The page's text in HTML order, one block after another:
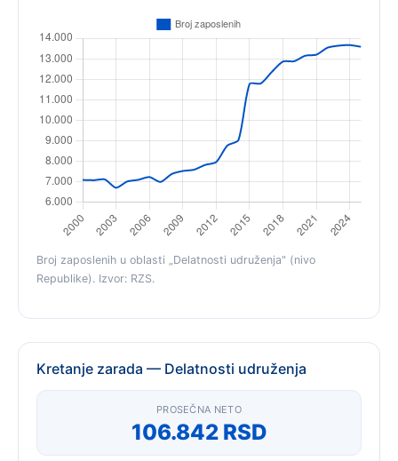
Broj zaposlenih u oblasti „Delatnosti udruženja" (nivo
Republike). Izvor: RZS.
Kretanje zarada — Delatnosti udruženja
PROSEČNA NETO
106.842 RSD